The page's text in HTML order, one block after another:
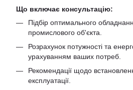
Що включає консультацію:
Підбір оптимального
промислового об'єкта.
Розрахунок потужності та
урахуванням ваших потреб.
Рекомендації щодо
експлуатації.